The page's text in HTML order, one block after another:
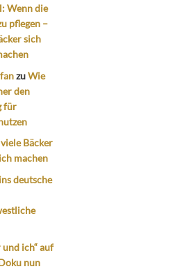
Wenn die
pflegen –
sich
zuWie
den
für
Bäcker
machen
deutsche
ich“ auf
nun